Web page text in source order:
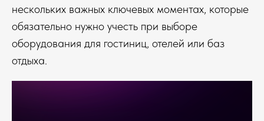
нескольких важных ключевых моментах, которые
обязательно нужно учесть при выборе
оборудования для гостиниц, отелей или баз
отдыха.